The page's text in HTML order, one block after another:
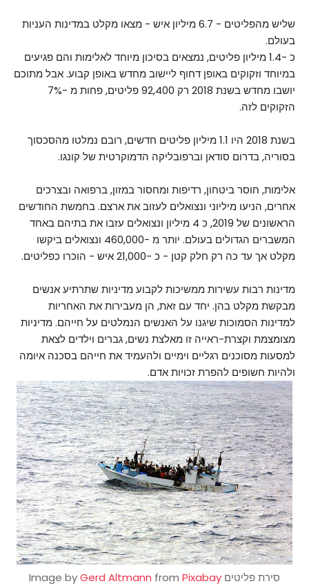
שליש מהפליטים - 6.7 מיליון איש - מצאו מקלט במדינות העניות
בעולם.
כ -1.4 מיליון פליטים, נמצאים בסיכון מיוחד לאלימות והם פגיעים
במיוחד וזקוקים באופן דחוף ליישוב מחדש באופן קבוע. אבל מתוכם
יושבו מחדש בשנת 2018 רק 92,400 פליטים, פחות מ -7%
הזקוקים לזה.
בשנת 2018 היו 1.1 מיליון פליטים חדשים, רובם נמלטו מהסכסוך
בסוריה, בדרום סודאן וברפובליקה הדמוקרטית של קונגו.
אלימות, חוסר ביטחון, רדיפות ומחסור במזון, ברפואה ובצרכים
אחרים, הניעו מיליוני ונצואלים לעזוב את ארצם. בחמשת החודשים
הראשונים של 2019, כ 4 מיליון ונצואלים עזבו את בתיהם באחד
המשברים הגדולים בעולם. יותר מ -460,000 ונצואלים ביקשו
מקלט אך עד כה רק חלק קטן - כ -21,000 איש - הוכרו כפליטים.
מדינות רבות עשירות ממשיכות לקבוע מדיניות שתרתיע אנשים
מבקשת מקלט בהן. יחד עם זאת, הן מעבירות את האחריות
למדינות הסמוכות שיגנו על האנשים הנמלטים על חייהם. מדיניות
מצומצמת וקצרת-ראייה זו מאלצת נשים, גברים וילדים לצאת
למסעות מסוכנים רגליים וימיים ולהעמיד את חייהם בסכנה איומה
ולהיות חשופים להפרת זכויות אדם.
סירת פליטים Image by Gerd Altmann from Pixabay